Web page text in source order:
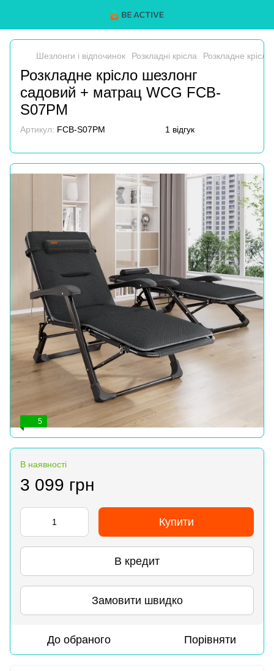
Шезлонги і відпочинок Розкладні крісла Розкладне
Розкладне крісло шезлонг
садовий + матрац WCG FCB-
S07PM
Артикул: FCB-S07PM 1 відгук
5
В наявності
3 099 грн
Купити
В кредит
Замовити швидко
До обраного Порівняти